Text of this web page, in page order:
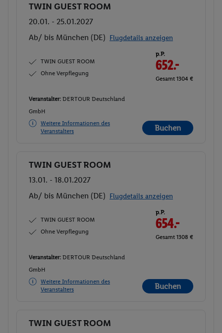
Buchen
TWIN GUEST ROOM
20.01. - 25.01.2027
Ab/ bis München (DE) Flugdetails anzeigen
TWIN GUEST ROOM
Ohne Verpflegung
p.P.
652.-
Gesamt 1304 €
Veranstalter: DERTOUR Deutschland
GmbH
Weitere Informationen des
Veranstalters
Buchen
Buchen
TWIN GUEST ROOM
13.01. - 18.01.2027
Ab/ bis München (DE) Flugdetails anzeigen
TWIN GUEST ROOM
Ohne Verpflegung
p.P.
654.-
Gesamt 1308 €
Veranstalter: DERTOUR Deutschland
GmbH
Weitere Informationen des
Veranstalters
Buchen
Buchen
TWIN GUEST ROOM